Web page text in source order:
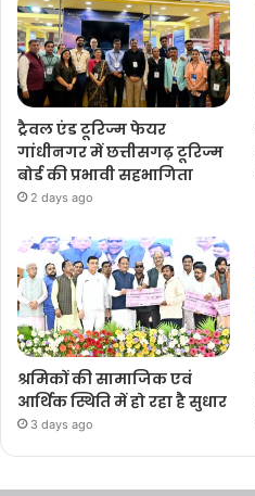
ट्रैवल एंड टूरिज्म फेयर
गांधीनगर में छत्तीसगढ़ टूरिज्म
बोर्ड की प्रभावी सहभागिता
2 days ago
श्रमिकों की सामाजिक एवं
आर्थिक स्थिति में हो रहा है सुधार
3 days ago